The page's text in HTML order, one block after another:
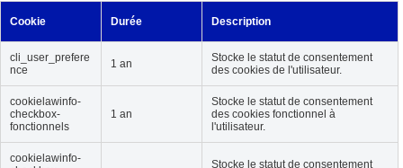
Cookie Durée Description
cli_user_prefere
nce
1 an
Stocke le statut de consentement
des cookies de l'utilisateur.
cookielawinfo-
checkbox-
fonctionnels
1 an
Stocke le statut de consentement
des cookies fonctionnel à
l'utilisateur.
cookielawinfo-
Stocke le statut de consentement